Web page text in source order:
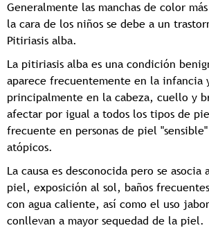
Generalmente las manchas de color
la cara de los niños se debe a un
Pitiriasis alba.
La pitiriasis alba es una condición
aparece frecuentemente en la infancia
principalmente en la cabeza, cuello y
afectar por igual a todos los tipos de
frecuente en personas de piel
atópicos.
La causa es desconocida pero se asocia
piel, exposición al sol, baños
con agua caliente, así como el uso
conllevan a mayor sequedad de la piel.